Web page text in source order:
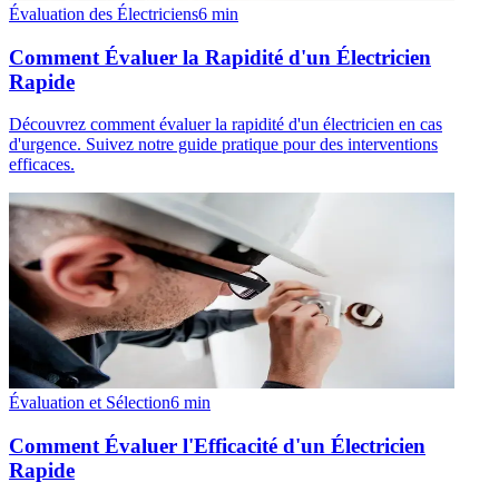
Évaluation des Électriciens6 min
Comment Évaluer la Rapidité d'un Électricien
Rapide
Découvrez comment évaluer la rapidité d'un électricien en cas
d'urgence. Suivez notre guide pratique pour des interventions
efficaces.
Évaluation et Sélection6 min
Comment Évaluer l'Efficacité d'un Électricien
Rapide